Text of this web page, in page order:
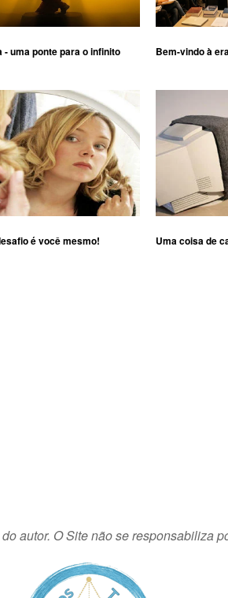
- uma ponte para o infinito Bem-vindo à
é você mesmo! Uma coisa de
autor. O Site não se responsabiliza